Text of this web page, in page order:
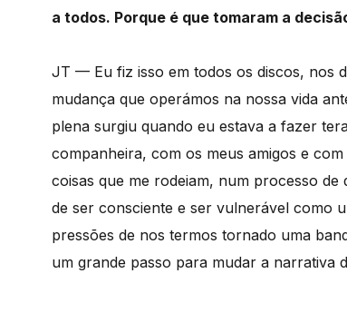
a todos. Porque é que tomaram a
JT — Eu fiz isso em todos os discos, nos
mudança que operámos na nossa vida
plena surgiu quando eu estava a fazer
companheira, com os meus amigos e
coisas que me rodeiam, num processo
de ser consciente e ser vulnerável como
pressões de nos termos tornado uma
um grande passo para mudar a narrativa